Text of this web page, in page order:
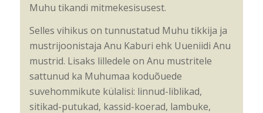
Muhu tikandi mitmekesisusest.
Selles vihikus on tunnustatud Muhu tikkija ja
mustrijoonistaja Anu Kaburi ehk Uueniidi Anu
mustrid. Lisaks lilledele on Anu mustritele
sattunud ka Muhumaa koduõuede
suvehommikute külalisi: linnud-liblikad,
sitikad-putukad, kassid-koerad, lambuke,